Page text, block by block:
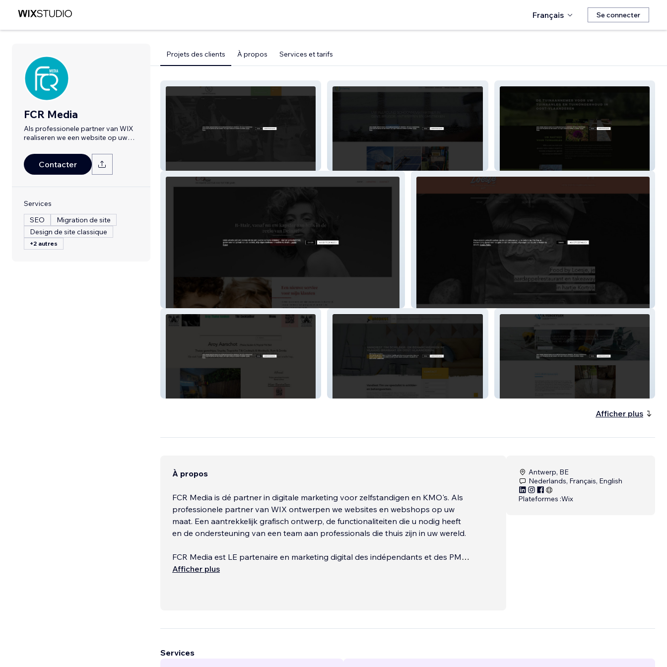
Français Se connecter
FCR Media
Als professionele partner van WIX
realiseren we een website op uw
Contacter
Services
SEO
Migration de site
Design de site classique
+2 autres
Projets des clients À propos Services et tarifs
virtus-coaching tuinen-den-hof
b-hair
Alu Vds vandiesttim
Afficher plus
À propos
FCR Media is dé partner in digitale marketing voor zelfstandigen en KMO's. Als
professionele partner van WIX ontwerpen we websites en webshops op uw
maat. Een aantrekkelijk grafisch ontwerp, de functionaliteiten die u nodig heeft
en de ondersteuning van een team aan professionals die thuis zijn in uw wereld.
FCR Media est LE partenaire en marketing digital des indépendants et des PME.
En tant que partenaires offici
Afficher plus
Antwerp, BE
Nederlands, Français, English
Plateformes :Wix
Services